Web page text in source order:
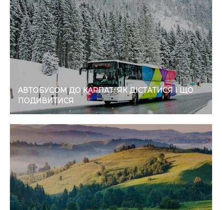
АВТОБУСОМ ДО КАРПАТ: ЯК ДІСТАТИСЯ І ЩО
ПОДИВИТИСЯ